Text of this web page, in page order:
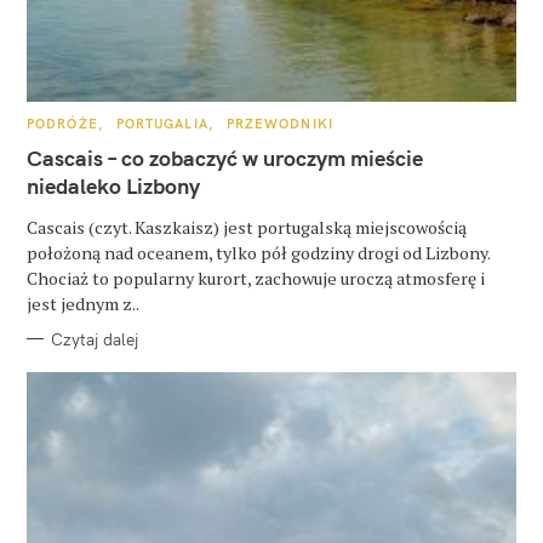
K
T
E
G
O
I
E
PODRÓŻE PORTUGALIA PRZEWODNIKI
Cascais – co zobaczyć w uroczym mieście
niedaleko Lizbony
Cascais (czyt. Kaszkaisz) jest portugalską miejscowością
położoną nad oceanem, tylko pół godziny drogi od Lizbony.
Chociaż to popularny kurort, zachowuje uroczą atmosferę i
jest jednym z..
Czytaj dalej